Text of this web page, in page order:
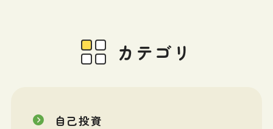
カテゴリ
自己投資